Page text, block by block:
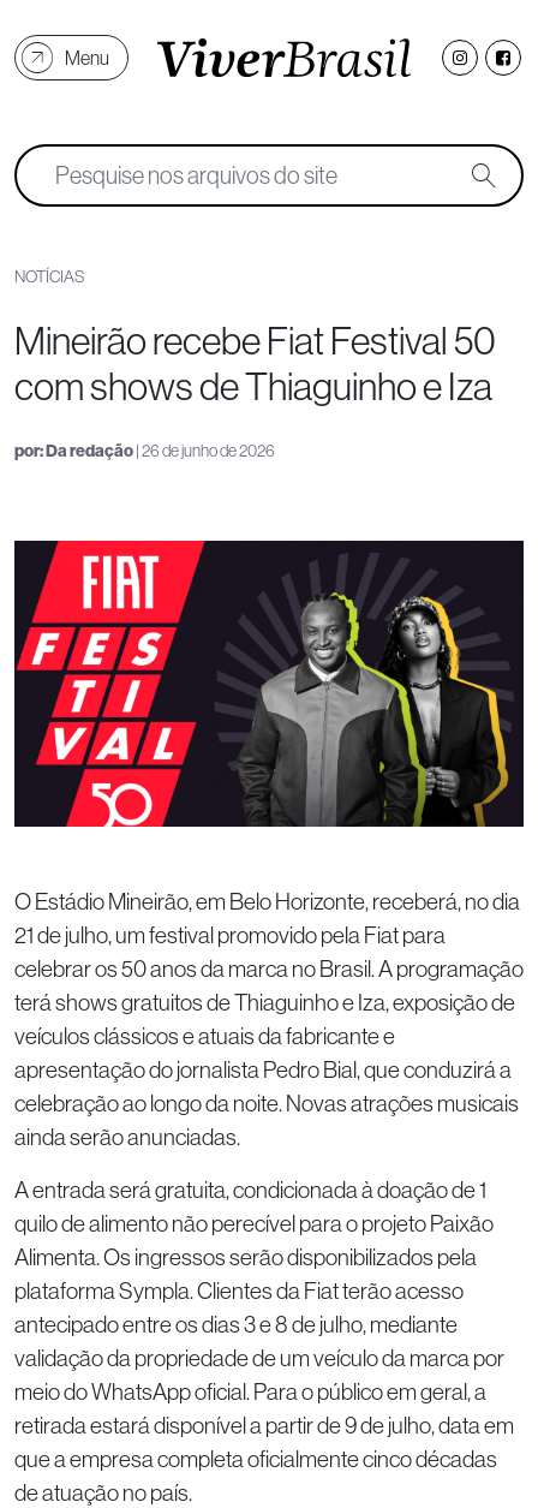
Menu
NOTÍCIAS
Mineirão recebe Fiat Festival 50
com shows de Thiaguinho e Iza
por:Da redação| 26 de junho de 2026
O Estádio Mineirão, em Belo Horizonte, receberá, no dia
21 de julho, um festival promovido pela Fiat para
celebrar os 50 anos da marca no Brasil. A programação
terá shows gratuitos de Thiaguinho e Iza, exposição de
veículos clássicos e atuais da fabricante e
apresentação do jornalista Pedro Bial, que conduzirá a
celebração ao longo da noite. Novas atrações musicais
ainda serão anunciadas.
A entrada será gratuita, condicionada à doação de 1
quilo de alimento não perecível para o projeto Paixão
Alimenta. Os ingressos serão disponibilizados pela
plataforma Sympla. Clientes da Fiat terão acesso
antecipado entre os dias 3 e 8 de julho, mediante
validação da propriedade de um veículo da marca por
meio do WhatsApp oficial. Para o público em geral, a
retirada estará disponível a partir de 9 de julho, data em
que a empresa completa oficialmente cinco décadas
de atuação no país.